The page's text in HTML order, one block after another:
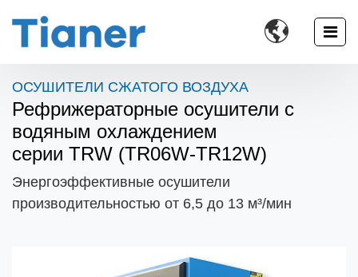

ОСУШИТЕЛИ СЖАТОГО ВОЗДУХА
Рефрижераторные осушители с
водяным охлаждением
серии TRW (TR06W-TR12W)
Энергоэффективные осушители
производительностью от 6,5 до 13 м³/мин